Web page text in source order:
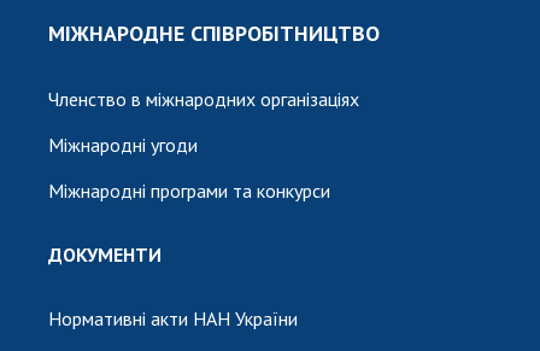
МІЖНАРОДНЕ СПІВРОБІТНИЦТВО
Членство в міжнародних організаціях
Міжнародні угоди
Міжнародні програми та конкурси
ДОКУМЕНТИ
Нормативні акти НАН України